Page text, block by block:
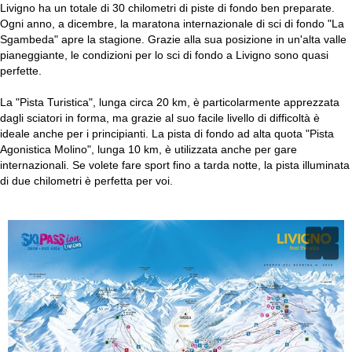
a
Livigno ha un totale di 30 chilometri di piste di fondo ben preparate.
Ogni anno, a dicembre, la maratona internazionale di sci di fondo "La
Sgambeda" apre la stagione. Grazie alla sua posizione in un'alta valle
pianeggiante, le condizioni per lo sci di fondo a Livigno sono quasi
perfette.
La "Pista Turistica", lunga circa 20 km, è particolarmente apprezzata
dagli sciatori in forma, ma grazie al suo facile livello di difficoltà è
ideale anche per i principianti. La pista di fondo ad alta quota "Pista
Agonistica Molino", lunga 10 km, è utilizzata anche per gare
internazionali. Se volete fare sport fino a tarda notte, la pista illuminata
di due chilometri è perfetta per voi.